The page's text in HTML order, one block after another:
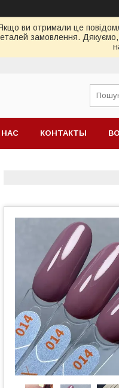
ви отримали це
замовлення.
КОНТАКТЫ